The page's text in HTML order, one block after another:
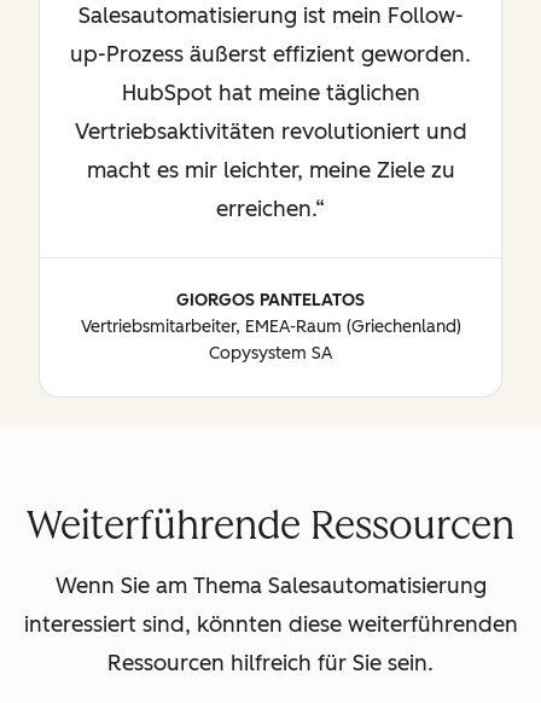
Salesautomatisierung ist mein Follow-
up-Prozess äußerst effizient geworden.
HubSpot hat meine täglichen
Vertriebsaktivitäten revolutioniert und
macht es mir leichter, meine Ziele zu
erreichen.
GIORGOS PANTELATOS
Vertriebsmitarbeiter, EMEA-Raum (Griechenland)
Copysystem SA
Weiterführende Ressourcen
Wenn Sie am Thema Salesautomatisierung
interessiert sind, könnten diese weiterführenden
Ressourcen hilfreich für Sie sein.